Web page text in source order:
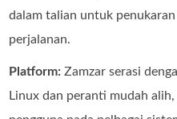
dalam talian untuk penukaran
perjalanan.
Platform: Zamzar serasi
Linux dan peranti mudah